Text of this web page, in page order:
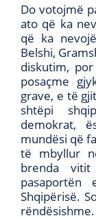
Do votojmë
ato që ka
që ka
Belshi,
diskutim,
posaçme
grave, e të
shtëpi
demokrat,
mundësi që
të mbyllur
brenda
Shqipërisë.